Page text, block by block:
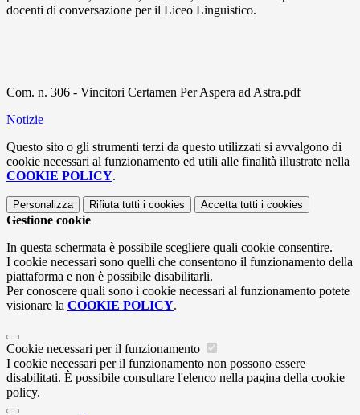
docenti di conversazione per il Liceo Linguistico.
Com. n. 306 - Vincitori Certamen Per Aspera ad Astra.pdf
Notizie
Questo sito o gli strumenti terzi da questo utilizzati si avvalgono di
cookie necessari al funzionamento ed utili alle finalità illustrate nella
COOKIE POLICY.
Personalizza Rifiuta tutti i cookies Accetta tutti i cookies
Gestione cookie
In questa schermata è possibile scegliere quali cookie consentire.
I cookie necessari sono quelli che consentono il funzionamento della
piattaforma e non è possibile disabilitarli.
Per conoscere quali sono i cookie necessari al funzionamento potete
visionare la COOKIE POLICY.
Cookie necessari per il funzionamento
I cookie necessari per il funzionamento non possono essere
disabilitati. È possibile consultare l'elenco nella pagina della cookie
policy.